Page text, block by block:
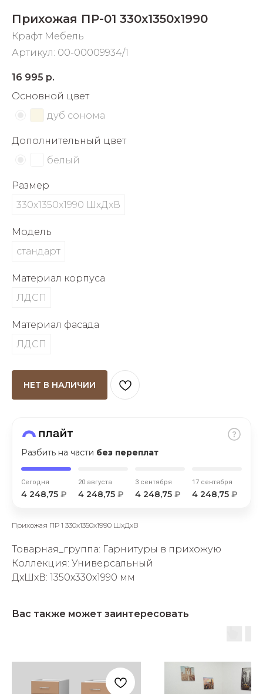
Прихожая ПР-01 330х1350х1990
Крафт Мебель
Артикул: 00-00009934/1
16 995 р.
Основной цвет
дуб сонома
Дополнительный цвет
белый
Размер
330х1350х1990 ШхДхВ
Модель
стандарт
Материал корпуса
ЛДСП
Материал фасада
ЛДСП
НЕТ В НАЛИЧИИ
Разбить на части без переплат
Сегодня
4 248,75 ₽
20 августа
4 248,75 ₽
3 сентября
4 248,75 ₽
17 сентября
4 248,75 ₽
Оставшиеся
списываться с вашей карты
каждые 2 недели
Подробнее
недели
8 800 302-02-51
Прихожая ПР 1 330х1350х1990 ШхДхВ
Товарная_группа: Гарнитуры в прихожую
Коллекция: Универсальный
ДxШxВ: 1350x330x1990 мм
Вас также может заинтересовать